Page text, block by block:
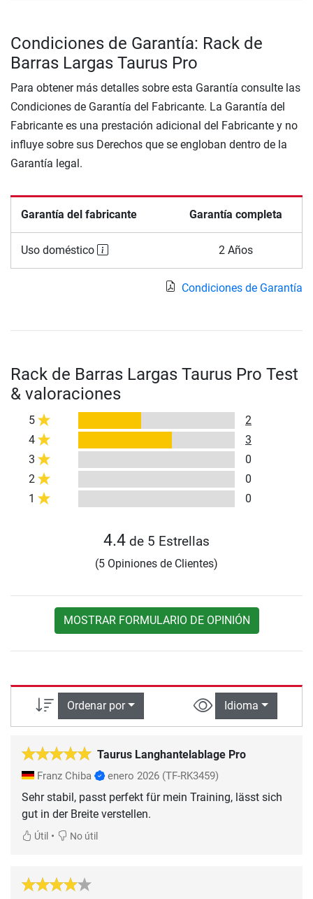
Condiciones de Garantía: Rack de
Barras Largas Taurus Pro
Para obtener más detalles sobre esta Garantía consulte las
Condiciones de Garantía del Fabricante. La Garantía del
Fabricante es una prestación adicional del Fabricante y no
influye sobre sus Derechos que se engloban dentro de la
Garantía legal.
Garantía del fabricante Garantía completa
Uso doméstico 2 Años
Condiciones de Garantía
Rack de Barras Largas Taurus Pro Test
& valoraciones
5
2
4
3
3
0
2
0
1
0
4.4 de 5 Estrellas
(5 Opiniones de Clientes)
MOSTRAR FORMULARIO DE OPINIÓN
Ordenar por Idioma
Taurus Langhantelablage Pro
Franz Chiba enero 2026 (TF-RK3459)
Sehr stabil, passt perfekt für mein Training, lässt sich
gut in der Breite verstellen.
Útil • No útil